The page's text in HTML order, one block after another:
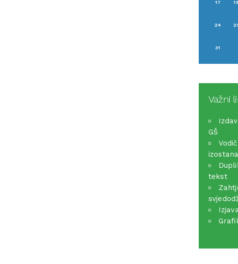
17
24
31
Važni
GŠ
tekst